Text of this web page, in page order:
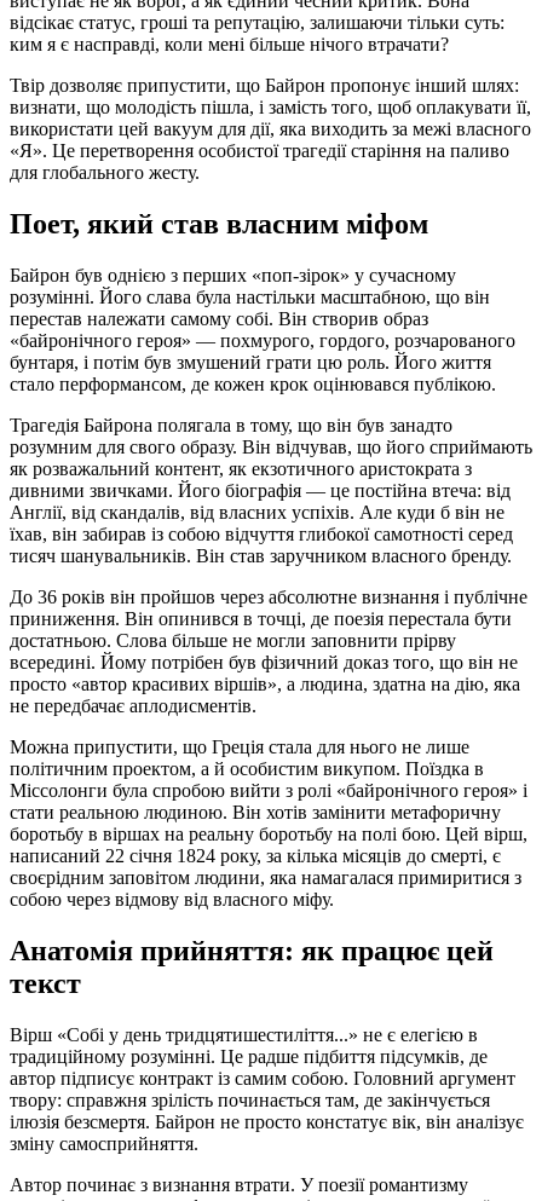
відсікає статус, гроші та репутацію, залишаючи тільки суть:
ким я є насправді, коли мені більше нічого втрачати?
Твір дозволяє припустити, що Байрон пропонує інший шлях:
визнати, що молодість пішла, і замість того, щоб оплакувати її,
використати цей вакуум для дії, яка виходить за межі власного
«Я». Це перетворення особистої трагедії старіння на паливо
для глобального жесту.
Поет, який став власним міфом
Байрон був однією з перших «поп-зірок» у сучасному
розумінні. Його слава була настільки масштабною, що він
перестав належати самому собі. Він створив образ
«байронічного героя» — похмурого, гордого, розчарованого
бунтаря, і потім був змушений грати цю роль. Його життя
стало перформансом, де кожен крок оцінювався публікою.
Трагедія Байрона полягала в тому, що він був занадто
розумним для свого образу. Він відчував, що його сприймають
як розважальний контент, як екзотичного аристократа з
дивними звичками. Його біографія — це постійна втеча: від
Англії, від скандалів, від власних успіхів. Але куди б він не
їхав, він забирав із собою відчуття глибокої самотності серед
тисяч шанувальників. Він став заручником власного бренду.
До 36 років він пройшов через абсолютне визнання і публічне
приниження. Він опинився в точці, де поезія перестала бути
достатньою. Слова більше не могли заповнити прірву
всередині. Йому потрібен був фізичний доказ того, що він не
просто «автор красивих віршів», а людина, здатна на дію, яка
не передбачає аплодисментів.
Можна припустити, що Греція стала для нього не лише
політичним проектом, а й особистим викупом. Поїздка в
Міссолонги була спробою вийти з ролі «байронічного героя» і
стати реальною людиною. Він хотів замінити метафоричну
боротьбу в віршах на реальну боротьбу на полі бою. Цей вірш,
написаний 22 січня 1824 року, за кілька місяців до смерті, є
своєрідним заповітом людини, яка намагалася примиритися з
собою через відмову від власного міфу.
Анатомія прийняття: як працює цей
текст
Вірш «Собі у день тридцятишестиліття...» не є елегією в
традиційному розумінні. Це радше підбиття підсумків, де
автор підписує контракт із самим собою. Головний аргумент
твору: справжня зрілість починається там, де закінчується
ілюзія безсмертя. Байрон не просто констатує вік, він аналізує
зміну самосприйняття.
Автор починає з визнання втрати. У поезії романтизму